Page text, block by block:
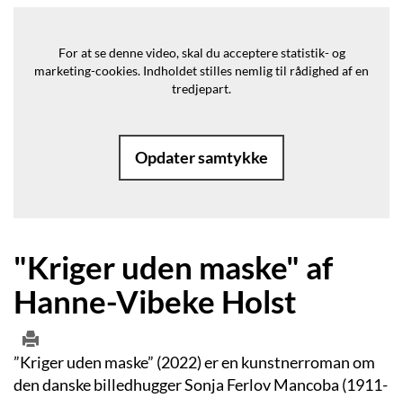
For at se denne video, skal du acceptere statistik- og
marketing-cookies. Indholdet stilles nemlig til rådighed af en
tredjepart.
Opdater samtykke
"Kriger uden maske" af
Hanne-Vibeke Holst
”Kriger uden maske” (2022) er en kunstnerroman om
den danske billedhugger Sonja Ferlov Mancoba (1911-